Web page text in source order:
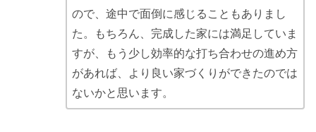
ので、途中で面倒に感じることもありまし
た。もちろん、完成した家には満足していま
すが、もう少し効率的な打ち合わせの進め方
があれば、より良い家づくりができたのでは
ないかと思います。